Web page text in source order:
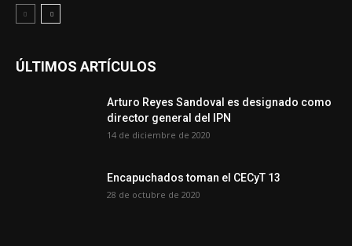
ÚLTIMOS ARTÍCULOS
Arturo Reyes Sandoval es designado como
director general del IPN
14 de diciembre de 2020
Encapuchados toman el CECyT 13
28 de octubre de 2020